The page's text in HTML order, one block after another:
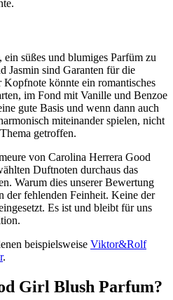
süßes und blumiges Parfüm zu
Jasmin sind Garanten für die
könnte ein romantisches
im Fond mit Vanille und Benzoe
gute Basis und wenn dann auch
miteinander spielen, nicht
getroffen.
von Carolina Herrera Good
Duftnoten durchaus das
Warum dies unserer Bewertung
der fehlenden Feinheit. Keine der
Es ist und bleibt für uns
beispielsweise Viktor&Rolf
.
Girl Blush Parfum?